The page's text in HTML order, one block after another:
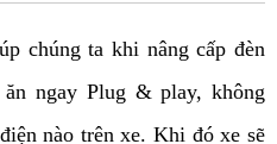
chúng ta khi nâng cấp đèn
ngay Plug & play, không
nào trên xe. Khi đó xe sẽ